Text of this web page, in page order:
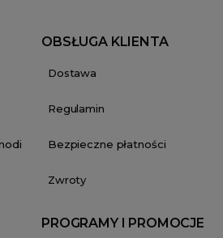
OBSŁUGA KLIENTA
Dostawa
Regulamin
Bezpieczne płatności
Zwroty
PROGRAMY I PROMOCJE